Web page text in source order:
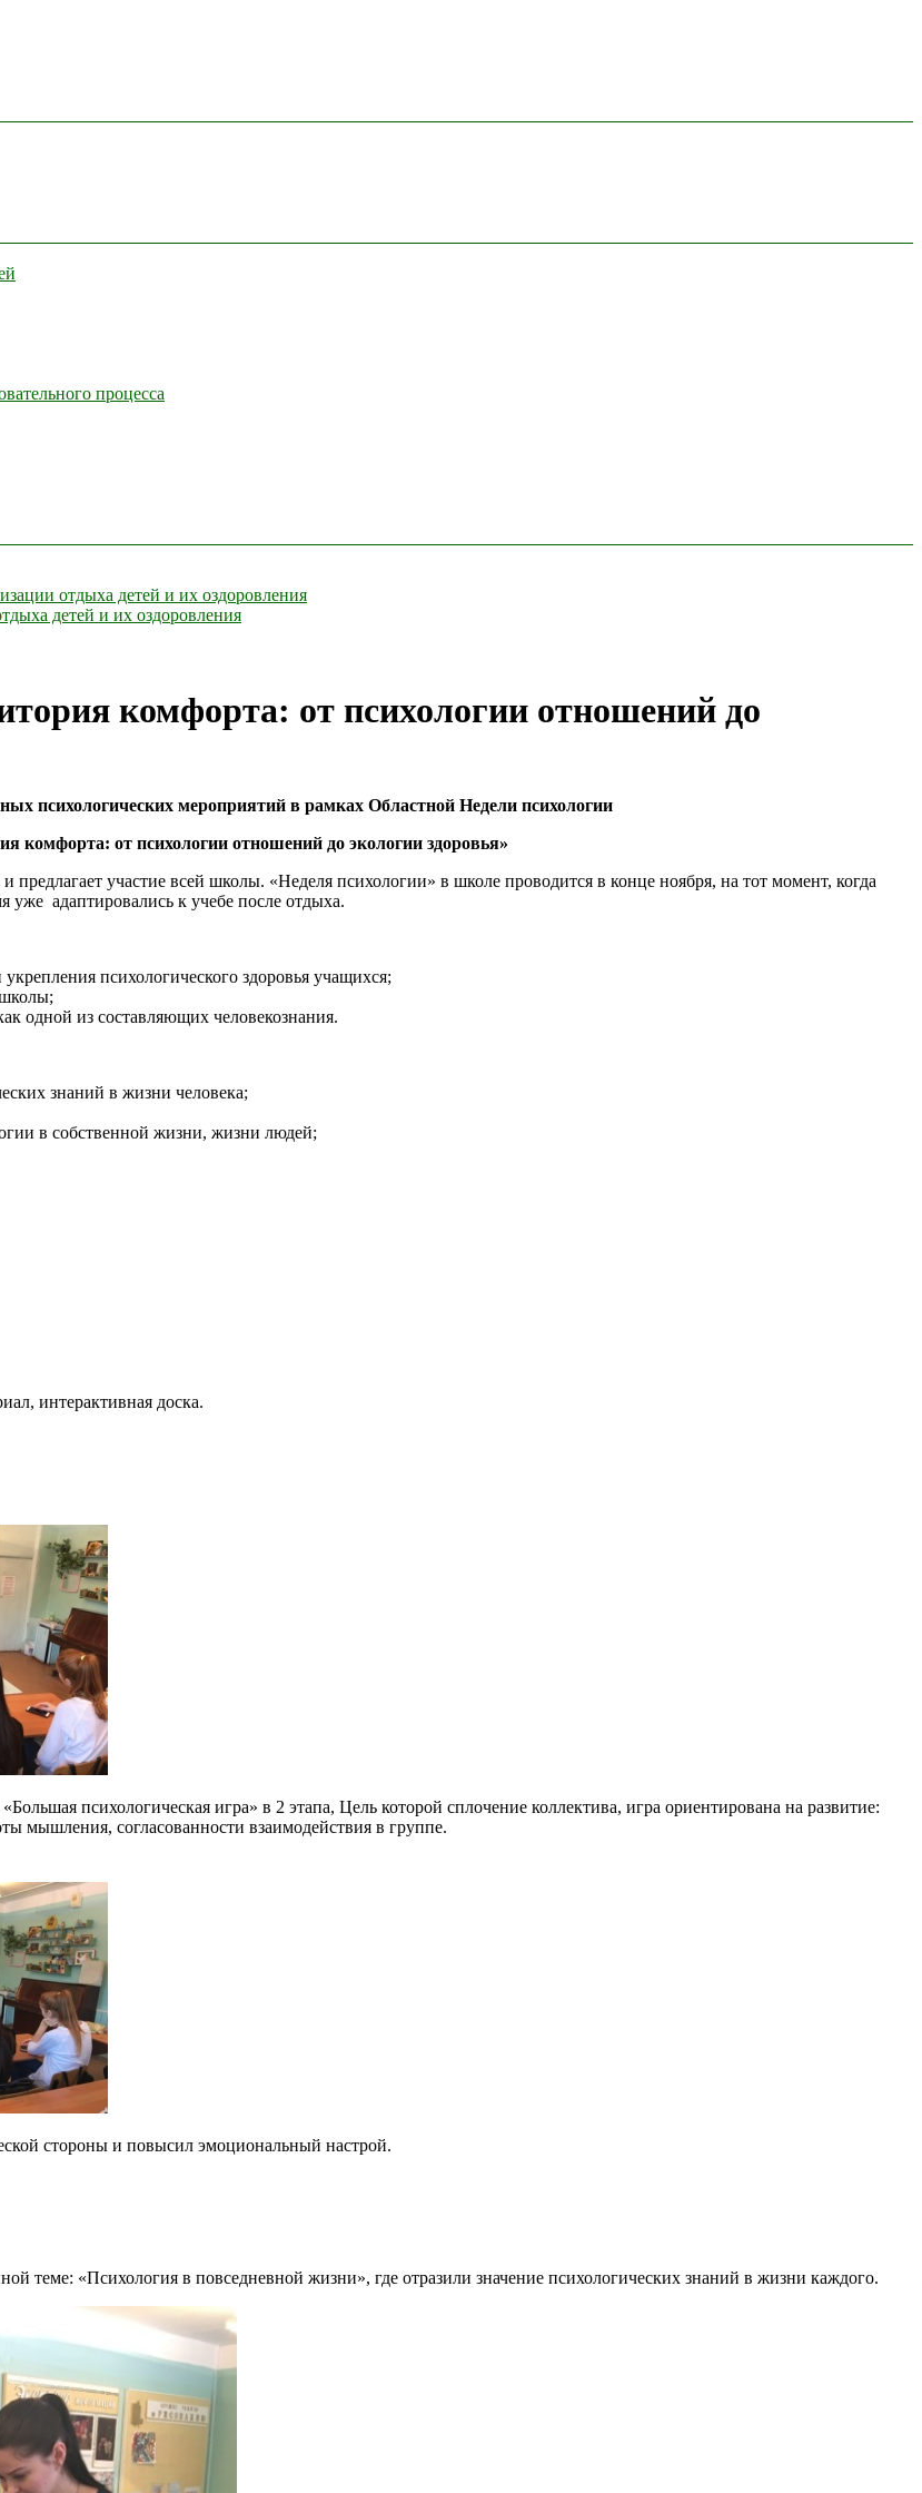
процесса
отдыха детей и их оздоровления
детей и их оздоровления
комфорта: от психологии отношений до
психологических мероприятий в рамках Областной Недели психологии
комфорта: от психологии отношений до экологии здоровья»
участие всей школы. «Неделя психологии» в школе проводится в конце ноября, на тот момент, когда
адаптировались к учебе после отдыха.
психологического здоровья учащихся;
одной из составляющих человекознания.
знаний в жизни человека;
в собственной жизни, жизни людей;
интерактивная доска.
психологическая игра» в 2 этапа, Цель которой сплочение коллектива, игра ориентирована на развитие:
мышления, согласованности взаимодействия в группе.
стороны и повысил эмоциональный настрой.
теме: «Психология в повседневной жизни», где отразили значение психологических знаний в жизни каждого.